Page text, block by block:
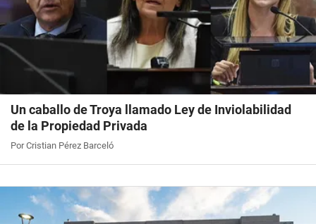
Un caballo de Troya llamado Ley de Inviolabilidad
de la Propiedad Privada
Por Cristian Pérez Barceló